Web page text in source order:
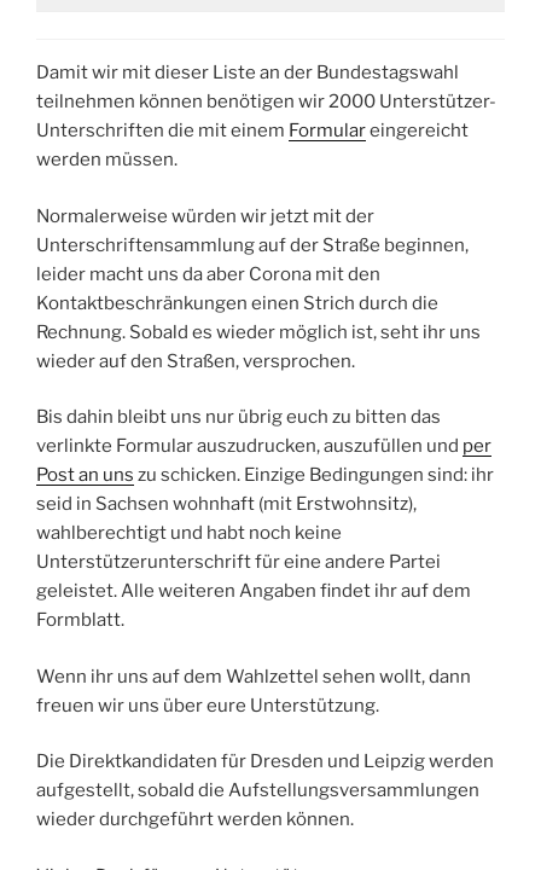
Damit wir mit dieser Liste an der Bundestagswahl
teilnehmen können benötigen wir 2000 Unterstützer-
Unterschriften die mit einem Formulareingereicht
werden müssen.
Normalerweise würden wir jetzt mit der
Unterschriftensammlung auf der Straße beginnen,
leider macht uns da aber Corona mit den
Kontaktbeschränkungen einen Strich durch die
Rechnung. Sobald es wieder möglich ist, seht ihr uns
wieder auf den Straßen, versprochen.
Bis dahin bleibt uns nur übrig euch zu bitten das
verlinkte Formular auszudrucken, auszufüllen und per
Post an uns zu schicken. Einzige Bedingungen sind: ihr
seid in Sachsen wohnhaft (mit Erstwohnsitz),
wahlberechtigt und habt noch keine
Unterstützerunterschrift für eine andere Partei
geleistet. Alle weiteren Angaben findet ihr auf dem
Formblatt.
Wenn ihr uns auf dem Wahlzettel sehen wollt, dann
freuen wir uns über eure Unterstützung.
Die Direktkandidaten für Dresden und Leipzig werden
aufgestellt, sobald die Aufstellungsversammlungen
wieder durchgeführt werden können.